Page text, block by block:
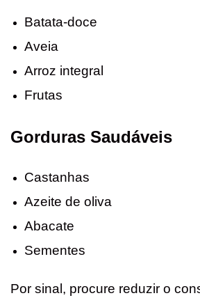
Batata-doce
Aveia
Arroz integral
Frutas
Gorduras Saudáveis
Castanhas
Azeite de oliva
Abacate
Sementes
Por sinal, procure reduzir o